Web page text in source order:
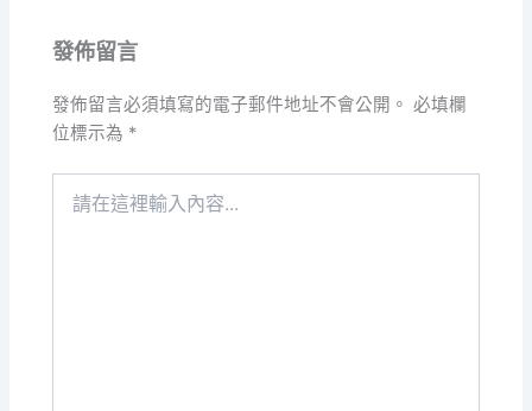
發佈留言
發佈留言必須填寫的電子郵件地址不會公開。 必填欄
位標示為 *